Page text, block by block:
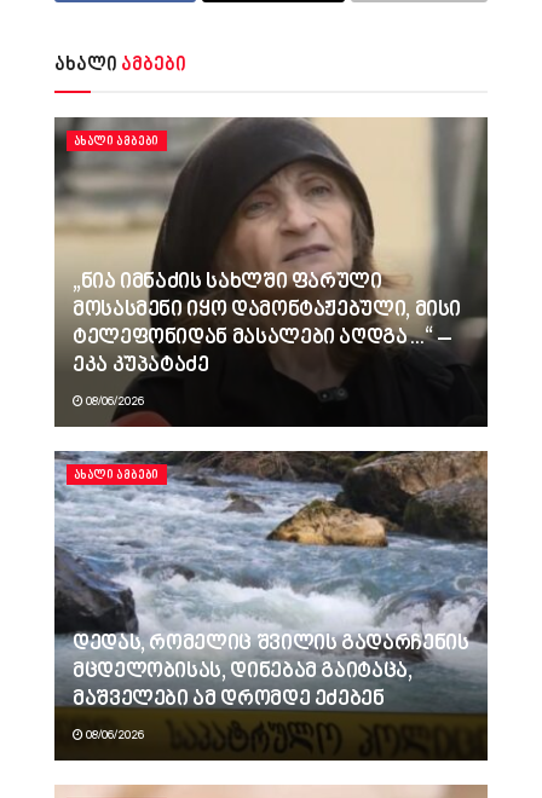
ახალი ამბები
ᲐᲮᲐᲚᲘ ᲐᲛᲑᲔᲑᲘ
„ნია იმნაძის სახლში ფარული
მოსასმენი იყო დამონტაჟებული, მისი
ტელეფონიდან მასალები აღდგა…“ –
ეკა კუპატაძე
08/06/2026
ᲐᲮᲐᲚᲘ ᲐᲛᲑᲔᲑᲘ
დედას, რომელიც შვილის გადარჩენის
მცდელობისას, დინებამ გაიტაცა,
მაშველები ამ დრომდე ეძებენ
08/06/2026